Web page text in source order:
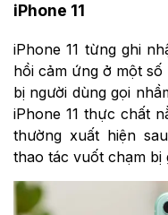
iPhone 11
iPhone 11 từng ghi
hồi cảm ứng ở một
bị người dùng gọi
iPhone 11 thực chất
thường xuất hiện
thao tác vuốt chạm bị